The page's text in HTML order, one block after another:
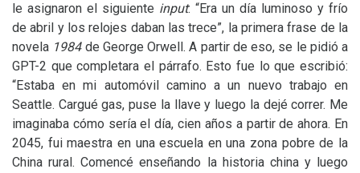
le asignaron el siguiente input: “Era un día luminoso y frío
de abril y los relojes daban las trece”, la primera frase de la
novela 1984de George Orwell. A partir de eso, se le pidió a
GPT-2 que completara el párrafo. Esto fue lo que escribió:
“Estaba en mi automóvil camino a un nuevo trabajo en
Seattle. Cargué gas, puse la llave y luego la dejé correr. Me
imaginaba cómo sería el día, cien años a partir de ahora. En
2045, fui maestra en una escuela en una zona pobre de la
China rural. Comencé enseñando la historia china y luego